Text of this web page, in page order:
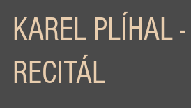
KAREL PLÍHAL -
RECITÁL